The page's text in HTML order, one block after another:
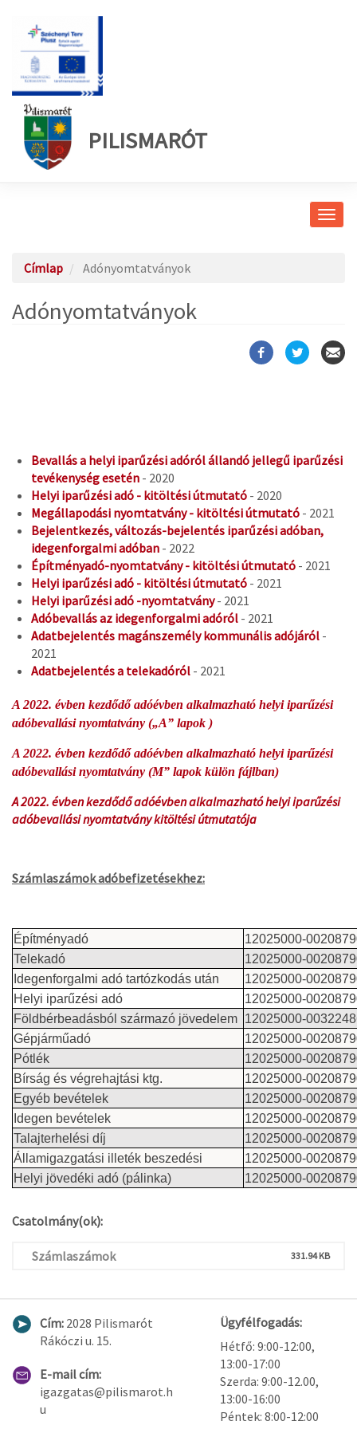
PILISMARÓT
Címlap Adónyomtatványok
Adónyomtatványok
Bevallás a helyi iparűzési adóról állandó jellegű iparűzési
tevékenység esetén - 2020
Helyi iparűzési adó - kitöltési útmutató - 2020
Megállapodási nyomtatvány - kitöltési útmutató - 2021
Bejelentkezés, változás-bejelentés iparűzési adóban,
idegenforgalmi adóban - 2022
Építményadó-nyomtatvány - kitöltési útmutató - 2021
Helyi iparűzési adó - kitöltési útmutató - 2021
Helyi iparűzési adó -nyomtatvány- 2021
Adóbevallás az idegenforgalmi adóról - 2021
Adatbejelentés magánszemély kommunális adójáról -
2021
Adatbejelentés a telekadóról - 2021
A 2022. évben kezdődő adóévben alkalmazható helyi iparűzési
adóbevallási nyomtatvány („A” lapok )
A 2022. évben kezdődő adóévben alkalmazható helyi iparűzési
adóbevallási nyomtatvány (M” lapok külön fájlban)
A 2022. évben kezdődő adóévben alkalmazható helyi iparűzési
adóbevallási nyomtatvány kitöltési útmutatója
Számlaszámok adóbefizetésekhez:
Építményadó
12025000-
Telekadó
12025000-
Idegenforgalmi adó tartózkodás után
12025000-
Helyi iparűzési adó
12025000-
Földbérbeadásból származó jövedelem 12025000-
Gépjárműadó
12025000-
Pótlék
12025000-
Bírság és végrehajtási ktg.
12025000-
Egyéb bevételek
12025000-
Idegen bevételek
12025000-
Talajterhelési díj
12025000-
Államigazgatási illeték beszedési
12025000-
Helyi jövedéki adó (pálinka)
12025000-
Csatolmány(ok):
Számlaszámok 331.94 KB
Cím: 2028 Pilismarót
Rákóczi u. 15.
E-mail cím:
igazgatas@pilismarot.h
u
Ügyfélfogadás:
Hétfő: 9:00-12:00,
13:00-17:00
Szerda: 9:00-12.00,
13:00-16:00
Péntek: 8:00-12:00